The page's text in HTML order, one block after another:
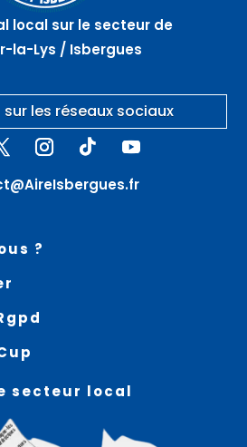
local sur le secteur de
la-Lys / Isbergues
sur les réseaux sociaux
?
secteur local